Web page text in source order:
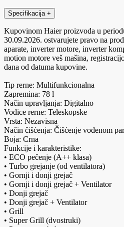
Specifikacija +
Kupovinom Haier proizvoda u
30.09.2026. ostvarujete pravo na
aparate, inverter motore, inverter
motion motore veš mašina,
dana od datuma kupovine.
Tip rerne: Multifunkcionalna
Zapremina: 78 l
Način upravljanja: Digitalno
Vođice rerne: Teleskopske
Vrsta: Nezavisna
Način čišćenja: Čišćenje vodenom
Boja: Crna
Funkcije i karakteristike:
• ECO pečenje (A++ klasa)
• Turbo grejanje (od ventilatora)
• Gornji i donji grejač
• Gornji i donji grejač + Ventilator
• Donji grejač
• Donji grejač + Ventilator
• Grill
• Super Grill (dvostruki)